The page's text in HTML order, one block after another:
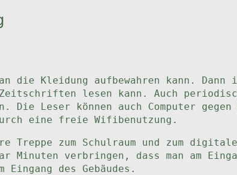
die Kleidung aufbewahren kann.
Zeitschriften lesen kann. Auch
Leser können auch Computer
eine freie Wifibenutzung.
zum Schulraum und zum
Minuten verbringen, dass man am
des Gebäudes.